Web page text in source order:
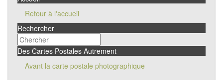
Retour à l'accueil
Rechercher
Des Cartes Postales Autrement
Avant la carte postale photographique